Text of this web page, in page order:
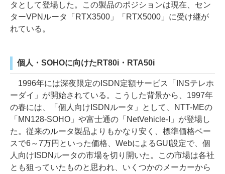
タとして登場した。この製品のポジションは現在、セン
ターVPNルータ「RTX3500」「RTX5000」に受け継が
れている。
個人・SOHOに向けたRT80i・RTA50i
1996年には深夜限定のISDN定額サービス「INSテレホ
ーダイ」が開始されている。こうした背景から、1997年
の春には、「個人向けISDNルータ」として、NTT-MEの
「MN128-SOHO」や富士通の「NetVehicle-I」が登場し
た。従来のルータ製品よりもかなり安く、標準価格ベー
スで6～7万円といった価格、WebによるGUI設定で、個
人向けISDNルータの市場を切り開いた。この市場は各社
とも狙っていたものと思われ、いくつかのメーカーから